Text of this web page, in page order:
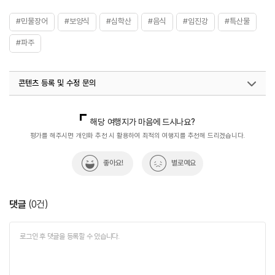
#민물장어 #보양식 #심학산 #음식 #임진강 #특산물
#파주
콘텐츠 등록 및 수정 문의
해당 여행지가 마음에 드시나요?
평가를 해주시면 개인화 추천 시 활용하여 최적의 여행지를 추천해 드리겠습니다.
좋아요! 별로예요
댓글 (0건)